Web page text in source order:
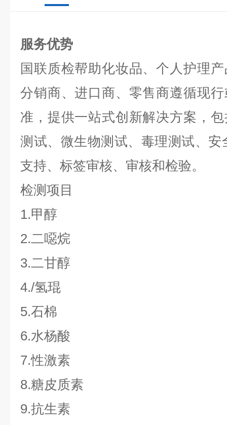
服务优势
国联质检帮助化妆品、个人护理
分销商、进口商、零售商遵循现
准，提供一站式创新解决方案，
测试、微生物测试、毒理测试、
支持、标签审核、审核和检验。
检测项目
1.甲醇
2.二噁烷
3.二甘醇
4./氢琨
5.石棉
6.水杨酸
7.性激素
8.糖皮质素
9.抗生素